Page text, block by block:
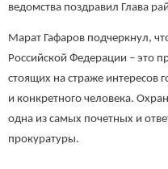
ведомства поздравил Глава
Марат Гафаров подчеркнул,
Российской Федерации – это
стоящих на страже интересов
и конкретного человека.
одна из самых почетных и
прокуратуры.